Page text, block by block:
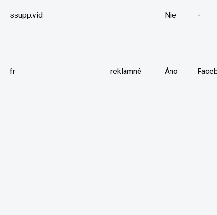
ssupp.vid Nie -
fr reklamné Áno